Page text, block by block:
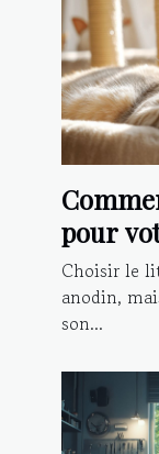
pour
Choisir le
anodin,
son...